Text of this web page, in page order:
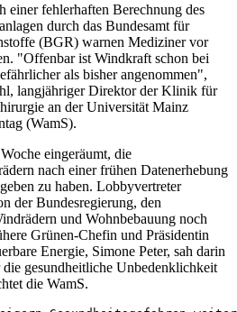
fehlerhaften Berechnung des
durch das Bundesamt für
(BGR) warnen Mediziner vor
"Offenbar ist Windkraft schon bei
als bisher angenommen",
langjähriger Direktor der Klinik für
an der Universität Mainz
(WamS).
eingeräumt, die
nach einer frühen Datenerhebung
zu haben. Lobbyvertreter
der Bundesregierung, den
und Wohnbebauung noch
Grünen-Chefin und Präsidentin
Energie, Simone Peter, sah darin
gesundheitliche Unbedenklichkeit
die WamS.